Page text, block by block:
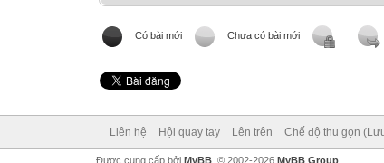
Có bài mới Chưa có bài mới
Liên hệ Hội quay tay Lên trên Chế độ thu gọn
Được cung cấp bởi MyBB, © 2002-2026 MyBB Group.